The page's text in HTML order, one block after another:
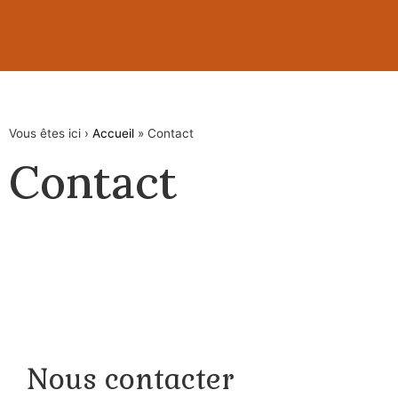
Vous êtes ici › Accueil » Contact
Contact
Nous contacter